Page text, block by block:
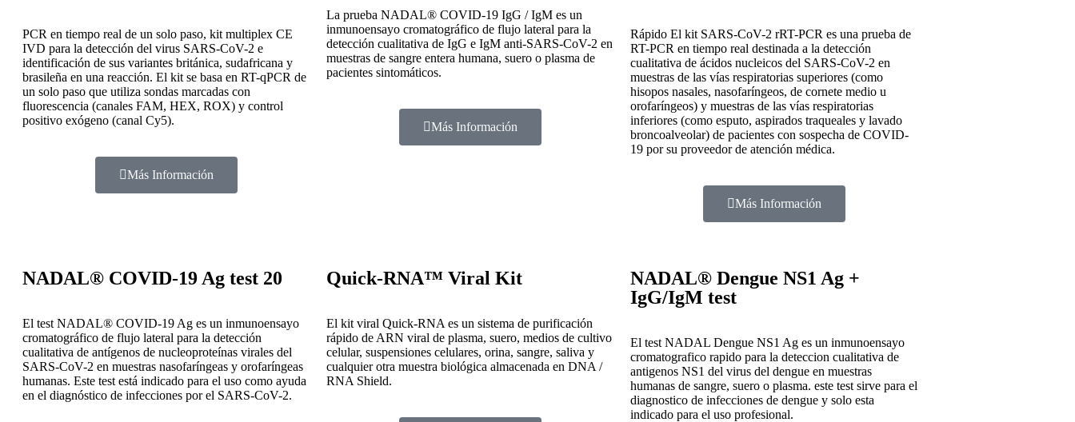
PCR en tiempo real de un solo paso, kit multiplex CE
IVD para la detección del virus SARS-CoV-2 e
identificación de sus variantes británica, sudafricana y
brasileña en una reacción. El kit se basa en RT-qPCR de
un solo paso que utiliza sondas marcadas con
fluorescencia (canales FAM, HEX, ROX) y control
positivo exógeno (canal Cy5).
Más Información
La prueba NADAL® COVID-19 IgG / IgM es un
inmunoensayo cromatográfico de flujo lateral para la
detección cualitativa de IgG e IgM anti-SARS-CoV-2 en
muestras de sangre entera humana, suero o plasma de
pacientes sintomáticos.
Más Información
Rápido El kit SARS-CoV-2 rRT-PCR es una prueba de
RT-PCR en tiempo real destinada a la detección
cualitativa de ácidos nucleicos del SARS-CoV-2 en
muestras de las vías respiratorias superiores (como
hisopos nasales, nasofaríngeos, de cornete medio u
orofaríngeos) y muestras de las vías respiratorias
inferiores (como esputo, aspirados traqueales y lavado
broncoalveolar) de pacientes con sospecha de COVID-
19 por su proveedor de atención médica.
Más Información
NADAL® COVID-19 Ag test 20
El test NADAL® COVID-19 Ag es un inmunoensayo
cromatográfico de flujo lateral para la detección
cualitativa de antígenos de nucleoproteínas virales del
SARS-CoV-2 en muestras nasofaríngeas y orofaríngeas
humanas. Este test está indicado para el uso como ayuda
en el diagnóstico de infecciones por el SARS-CoV-2.
Quick-RNA™ Viral Kit
El kit viral Quick-RNA es un sistema de purificación
rápido de ARN viral de plasma, suero, medios de cultivo
celular, suspensiones celulares, orina, sangre, saliva y
cualquier otra muestra biológica almacenada en DNA /
RNA Shield.
NADAL® Dengue NS1 Ag +
IgG/IgM test
El test NADAL Dengue NS1 Ag es un inmunoensayo
cromatografico rapido para la deteccion cualitativa de
antigenos NS1 del virus del dengue en muestras
humanas de sangre, suero o plasma. este test sirve para el
diagnostico de infecciones de dengue y solo esta
indicado para el uso profesional.